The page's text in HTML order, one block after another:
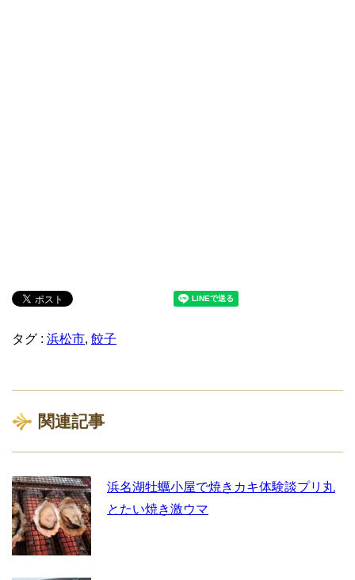
タグ : 浜松市, 餃子
関連記事
浜名湖牡蠣小屋で焼きカキ体験談プリ丸
とたい焼き激ウマ